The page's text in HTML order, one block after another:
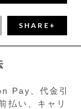
SHARE+
Pay、代金引
払い、キャリ